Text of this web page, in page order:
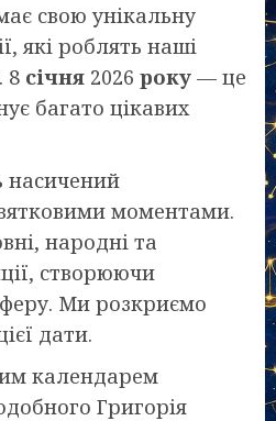
свою унікальну
які роблять наші
8 січня 2026 року — це
багато цікавих
насичений
моментами.
народні та
створюючи
Ми розкриємо
дати.
календарем
Григорія